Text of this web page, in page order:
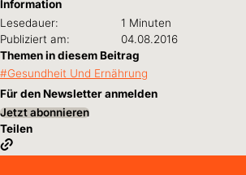
Information
Lesedauer:
1 Minuten
Publiziert am:
04.08.2016
Themen in diesem Beitrag
Gesundheit Und Ernährung
Für den Newsletter anmelden
Jetzt abonnieren
Teilen